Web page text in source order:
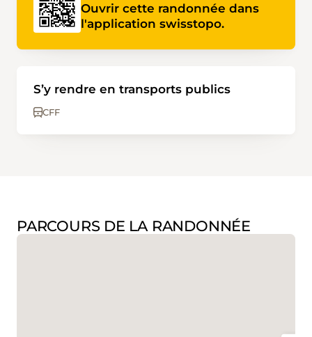
Ouvrir cette randonnée dans
l'application swisstopo.
S’y rendre en transports publics
CFF
PARCOURS DE LA RANDONNÉE